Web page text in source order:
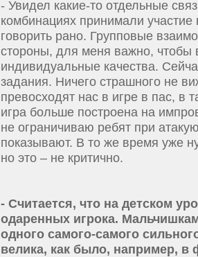
- Увидел какие-то отдельные
комбинациях принимали
говорить рано. Групповые
стороны, для меня важно, чтобы
индивидуальные качества.
задания. Ничего страшного не
превосходят нас в игре в пас, в
игра больше построена на
не ограничиваю ребят при
показывают. В то же время уже
но это – не критично.
- Считается, что на детском
одаренных игрока.
одного самого-самого
велика, как было, например, в